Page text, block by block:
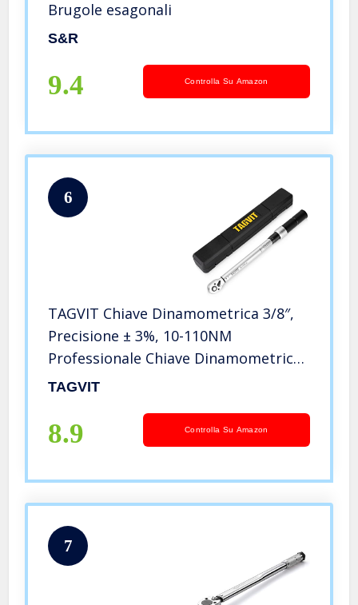
Brugole esagonali
S&R
9.4 Controlla Su Amazon
6
TAGVIT Chiave Dinamometrica 3/8″,
Precisione ± 3%, 10-110NM
Professionale Chiave Dinamometrica
per Bici, Moto, Auto
TAGVIT
8.9 Controlla Su Amazon
7